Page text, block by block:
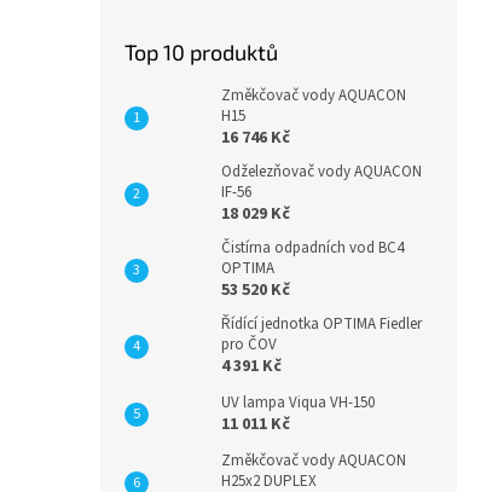
Top 10 produktů
Změkčovač vody AQUACON
H15
16 746 Kč
Odželezňovač vody AQUACON
IF-56
18 029 Kč
Čistírna odpadních vod BC4
OPTIMA
53 520 Kč
Řídící jednotka OPTIMA Fiedler
pro ČOV
4 391 Kč
UV lampa Viqua VH-150
11 011 Kč
Změkčovač vody AQUACON
H25x2 DUPLEX